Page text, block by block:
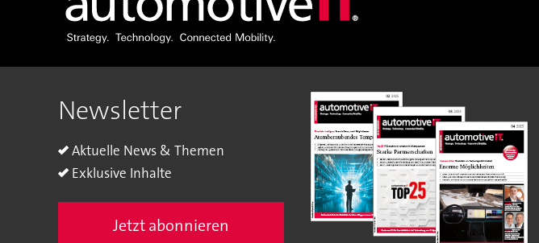
Newsletter
Aktuelle News & Themen
Exklusive Inhalte
Jetzt abonnieren